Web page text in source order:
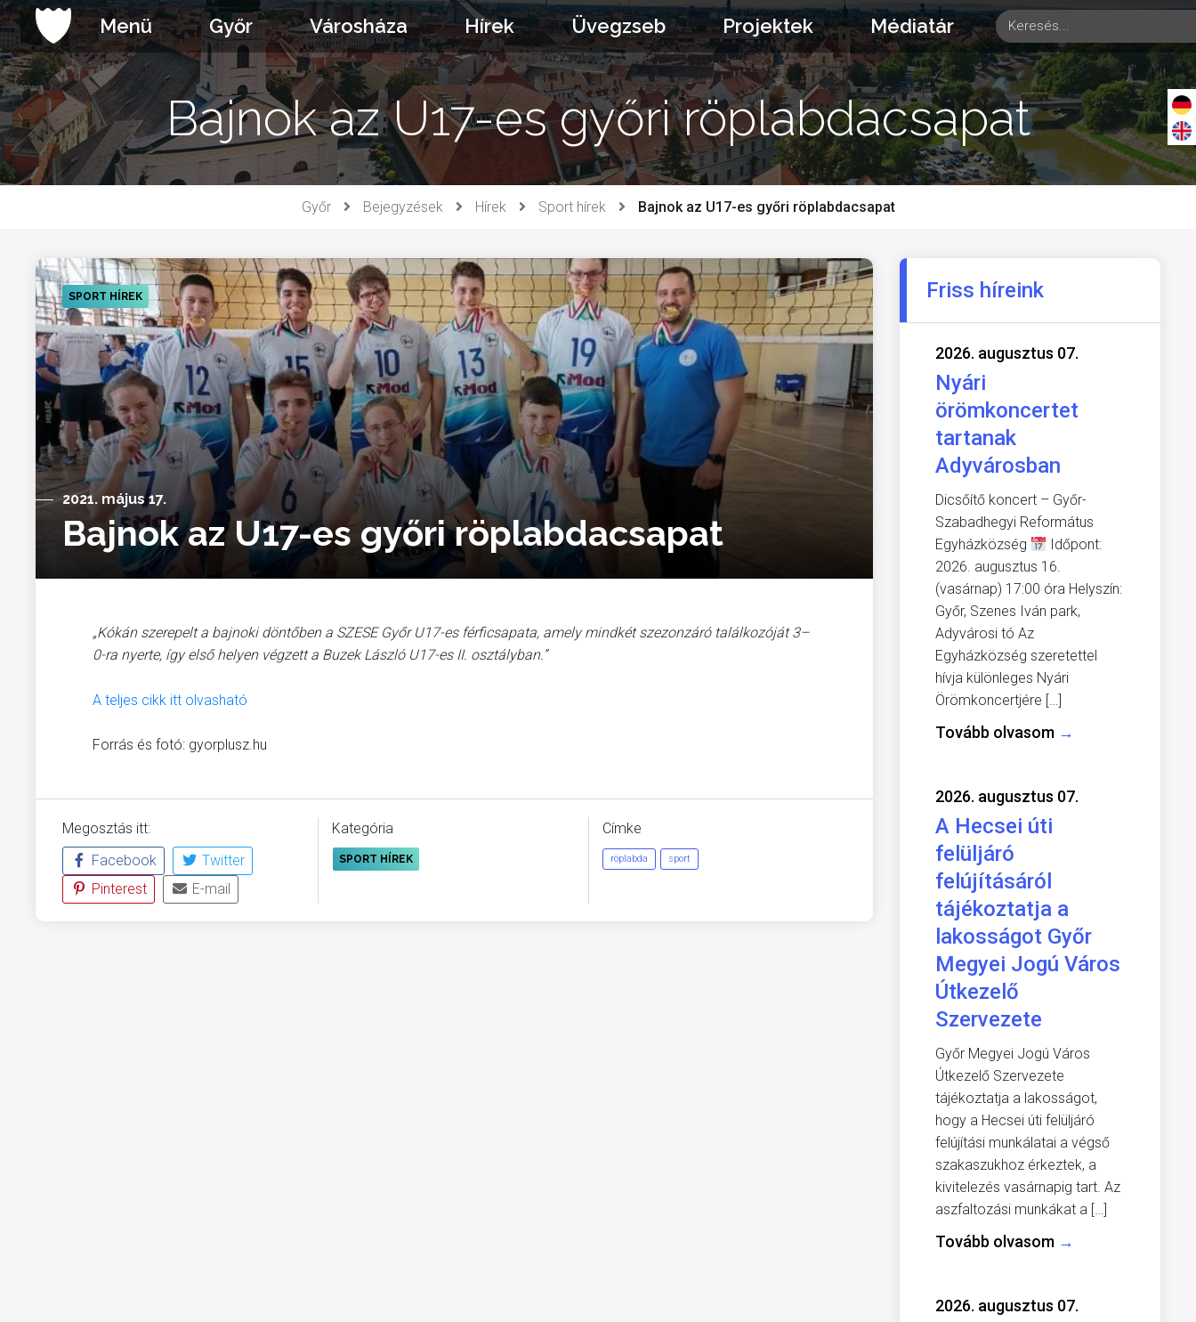
Ugrás
a
tartalomhoz
Menü Győr Városháza Hírek Üvegzseb Projektek Médiatár
Bajnok az U17-es győri röplabdacsapat
Győr Bejegyzések Hírek Sport hírek Bajnok az U17-es győri röplabdacsapat
SPORT HÍREK
2021. május 17.
Bajnok az U17-es győri röplabdacsapat
„Kókán szerepelt a bajnoki döntőben a SZESE Győr U17-es férficsapata, amely mindkét szezonzáró találkozóját 3–
0-ra nyerte, így első helyen végzett a Buzek László U17-es II. osztályban.”
A teljes cikk itt olvasható
Forrás és fotó: gyorplusz.hu
Megosztás itt:
Facebook
Twitter
Pinterest
E-mail
Kategória
SPORT HÍREK
Címke
röplabda sport
Friss híreink
2026. augusztus 07.
Nyári
örömkoncertet
tartanak
Adyvárosban
Dicsőítő koncert – Győr-
Szabadhegyi Református
Egyházközség
Időpont:
2026. augusztus 16.
(vasárnap) 17:00 óra Helyszín:
Győr, Szenes Iván park,
Adyvárosi tó Az
Egyházközség szeretettel
hívja különleges Nyári
Örömkoncertjére […]
Tovább olvasom →
2026. augusztus 07.
A Hecsei úti
felüljáró
felújításáról
tájékoztatja a
lakosságot Győr
Megyei Jogú Város
Útkezelő
Szervezete
Győr Megyei Jogú Város
Útkezelő Szervezete
tájékoztatja a lakosságot,
hogy a Hecsei úti felüljáró
felújítási munkálatai a végső
szakaszukhoz érkeztek, a
kivitelezés vasárnapig tart. Az
aszfaltozási munkákat a […]
Tovább olvasom →
2026. augusztus 07.